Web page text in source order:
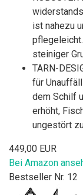
ist nahezu
steiniger
TARN-
für
dem Schilf
erhöht,
ungestört
449,00 EUR
Bei Amazon
Bestseller Nr. 12